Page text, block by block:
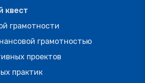
квест
грамотности
грамотностью
проектов
практик